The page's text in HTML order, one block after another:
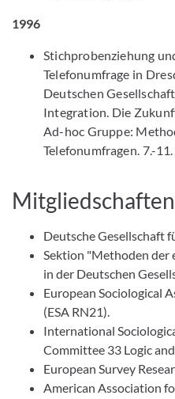
1996
Stichprobenziehung
Telefonumfrage in
Deutschen
Integration. Die
Ad-hoc Gruppe:
Telefonumfragen. 7.-
Mitgliedschaften
Deutsche Gesellschaft
Sektion "Methoden der
in der Deutschen
European Sociological
(ESA RN21).
International
Committee 33 Logic
European Survey
American Association